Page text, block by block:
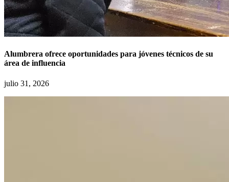
Alumbrera ofrece oportunidades para jóvenes técnicos de su
área de influencia
julio 31, 2026